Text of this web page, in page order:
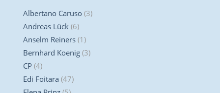
Albertano Caruso (3)
Andreas Lück (6)
Anselm Reiners (1)
Bernhard Koenig (3)
CP (4)
Edi Foitara (47)